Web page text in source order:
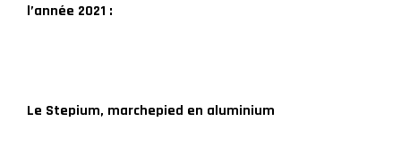
l’année 2021 :
Le Stepium, marchepied en aluminium